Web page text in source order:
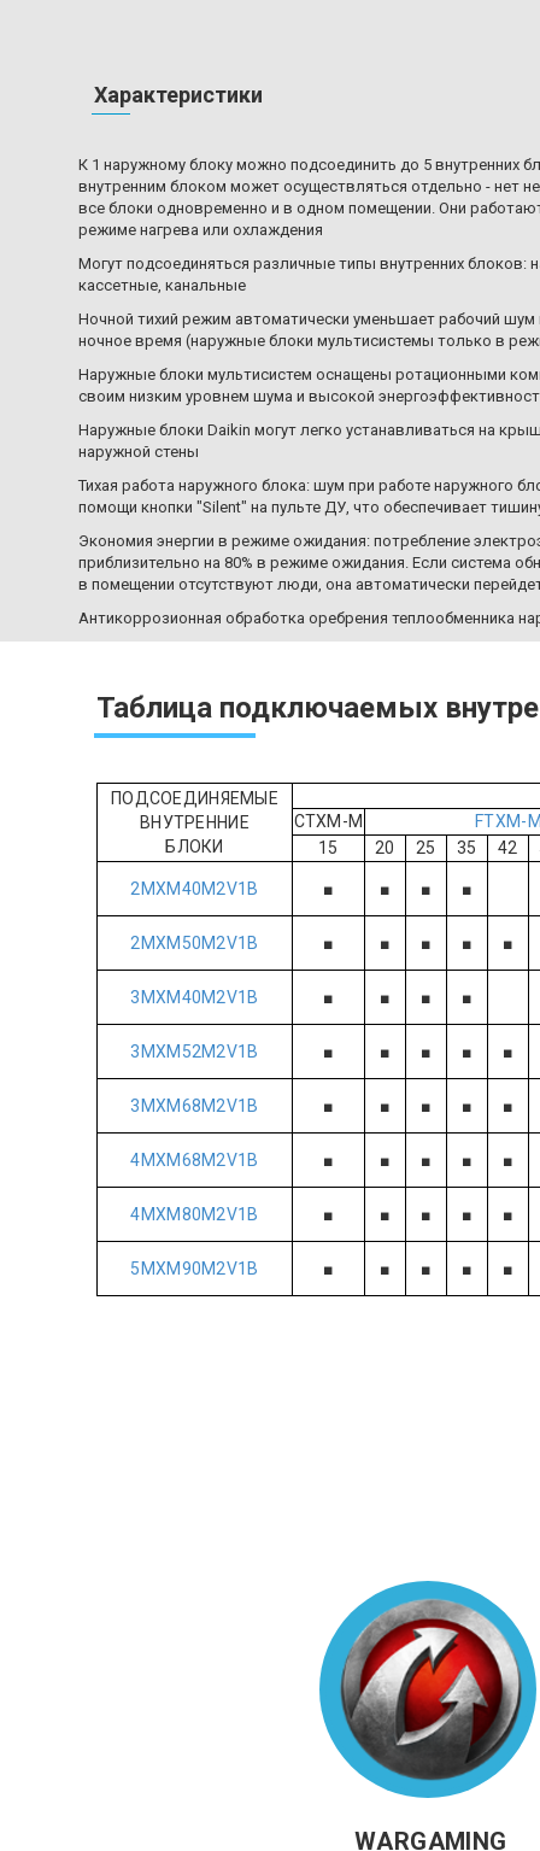
Характеристики
К 1 наружному блоку можно подсоединить до 5 внутренних
внутренним блоком может осуществляться отдельно - нет
все блоки одновременно и в одном помещении. Они
режиме нагрева или охлаждения
Могут подсоединяться различные типы внутренних блоков:
кассетные, канальные
Ночной тихий режим автоматически уменьшает рабочий
ночное время (наружные блоки мультисистемы только в
Наружные блоки мультисистем оснащены ротационными
своим низким уровнем шума и высокой
Наружные блоки Daikin могут легко устанавливаться на
наружной стены
Тихая работа наружного блока: шум при работе наружного
помощи кнопки "Silent" на пульте ДУ, что обеспечивает
Экономия энергии в режиме ожидания: потребление
приблизительно на 80% в режиме ожидания. Если система
в помещении отсутствуют люди, она автоматически
Антикоррозионная обработка оребрения теплообменника
Таблица подключаемых
ПОДСОЕДИНЯЕМЫЕ
ВНУТРЕННИЕ
БЛОКИ
CTXM-M
FTXM-
15
20 25 35 42
2MXM40M2V1B ■ ■ ■ ■
2MXM50M2V1B ■ ■ ■ ■ ■
3MXM40M2V1B ■ ■ ■ ■
3MXM52M2V1B ■ ■ ■ ■ ■
3MXM68M2V1B ■ ■ ■ ■ ■
4MXM68M2V1B ■ ■ ■ ■ ■
4MXM80M2V1B ■ ■ ■ ■ ■
5MXM90M2V1B ■ ■ ■ ■ ■
WARGAMING